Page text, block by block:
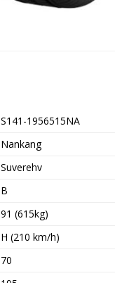
S141-1956515NA
Nankang
Suverehv
B
91 (615kg)
H (210 km/h)
70